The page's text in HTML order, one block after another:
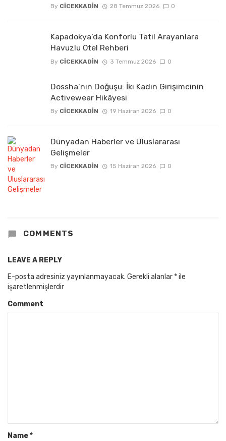
By CICEKKADIN 28 Temmuz 2026 0
Kapadokya’da Konforlu Tatil Arayanlara
Havuzlu Otel Rehberi
By CICEKKADIN 3 Temmuz 2026 0
Dossha’nın Doğuşu: İki Kadın Girişimcinin
Activewear Hikâyesi
By CICEKKADIN 19 Haziran 2026 0
Dünyadan Haberler ve Uluslararası
Gelişmeler
By CICEKKADIN 15 Haziran 2026 0
COMMENTS
LEAVE A REPLY
E-posta adresiniz yayınlanmayacak. Gerekli alanlar *ile
işaretlenmişlerdir
Comment
Name*